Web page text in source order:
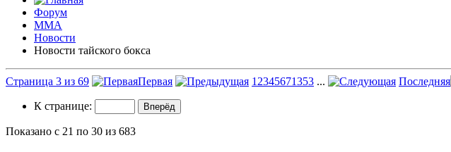
Форум
ММА
Новости
Новости тайского бокса
Страница 3 из 69 Первая 1 2345671353 ... Последняя
К странице:
Показано с 21 по 30 из 683